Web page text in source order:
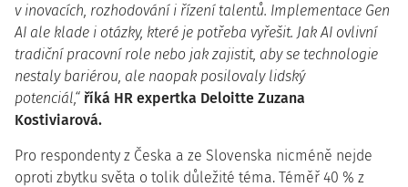
v inovacích, rozhodování i řízení talentů. Implementace Gen
AI ale klade i otázky, které je potřeba vyřešit. Jak AI ovlivní
tradiční pracovní role nebo jak zajistit, aby se technologie
nestaly bariérou, ale naopak posilovaly lidský
potenciál,“ říká HR expertka Deloitte Zuzana
Kostiviarová.
Pro respondenty z Česka a ze Slovenska nicméně nejde
oproti zbytku světa o tolik důležité téma. Téměř 40 % z